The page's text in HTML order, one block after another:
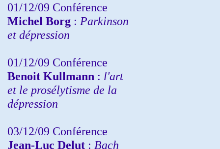
01/12/09 Conférence
Michel Borg : Parkinson
et dépression
01/12/09 Conférence
Benoit Kullmann : l'art
et le prosélytisme de la
dépression
03/12/09 Conférence
Jean-Luc Delut : Bach